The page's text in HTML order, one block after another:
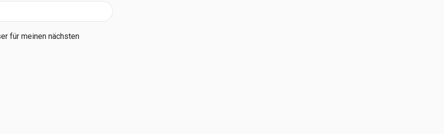
für meinen nächsten